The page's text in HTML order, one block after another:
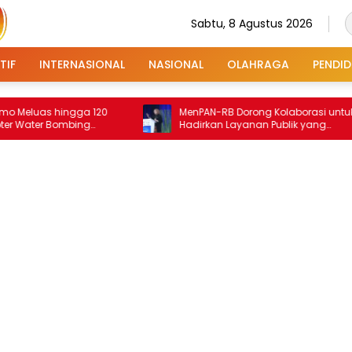
Sabtu, 8 Agustus 2026
INTERNASIONAL NASIONAL OLAHRAGA
hingga 120
Bombing
MenPAN-RB Dorong Kolaborasi untuk
Hadirkan Layanan Publik yang
Terintegrasi dan Inklusif